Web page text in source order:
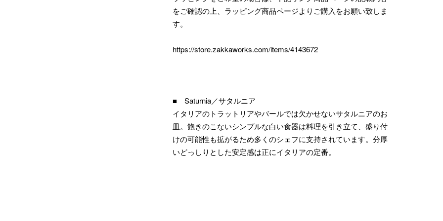
をご確認の上、ラッピング商品ページよりご購入をお願い致しま
す。
https://store.zakkaworks.com/items/4143672
■ Saturnia／サタルニア
イタリアのトラットリアやバールでは欠かせないサタルニアのお
皿。飽きのこないシンプルな白い食器は料理を引き立て、盛り付
けの可能性も拡がるため多くのシェフに支持されています。分厚
いどっしりとした安定感は正にイタリアの定番。